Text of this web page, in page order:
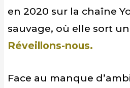
en 2020 sur la chaîne
sauvage, où elle sort
Réveillons-nous.
Face au manque